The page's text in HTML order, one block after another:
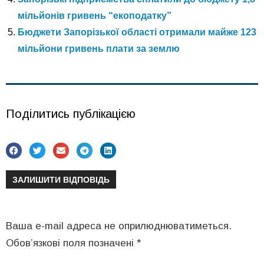
мільйонів гривень “екоподатку”
Бюджети Запорізької області отримали майже 123
мільйони гривень плати за землю
Поділитись публікацією
ЗАЛИШИТИ ВІДПОВІДЬ
Ваша e-mail адреса не оприлюднюватиметься.
Обов’язкові поля позначені *